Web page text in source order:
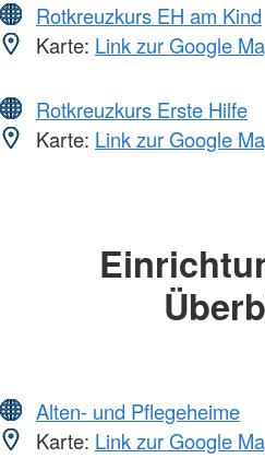
Rotkreuzkurs EH am Kind
Karte: Link zur Google
Rotkreuzkurs Erste Hilfe
Karte: Link zur Google
Alten- und Pflegeheime
Karte: Link zur Google